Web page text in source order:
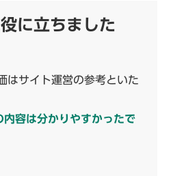
に立ちました
はサイト運営の参考といた
容は分かりやすかったで